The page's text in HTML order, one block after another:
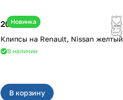
Новинка
20 ₽
Клипсы на Renault, Nissan желтый
В наличии
В корзину